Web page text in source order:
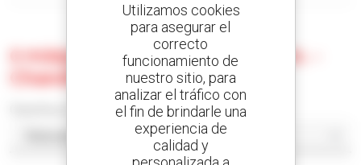
0 máquina usada en Hutson, Inc. -
Chandler
Utilizamos cookies
para asegurar el
correcto
funcionamiento de
nuestro sitio, para
analizar el tráfico con
el fin de brindarle una
experiencia de
calidad y